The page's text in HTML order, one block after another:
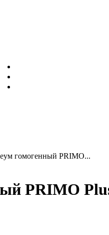
гомогенный PRIMO...
PRIMO